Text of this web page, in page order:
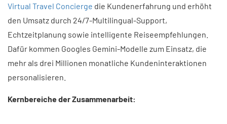
Virtual Travel Concierge die Kundenerfahrung und erhöht
den Umsatz durch 24/7-Multilingual-Support,
Echtzeitplanung sowie intelligente Reiseempfehlungen.
Dafür kommen Googles Gemini-Modelle zum Einsatz, die
mehr als drei Millionen monatliche Kundeninteraktionen
personalisieren.
Kernbereiche der Zusammenarbeit:​